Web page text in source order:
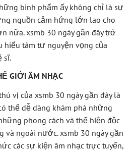
bình phẩm ấy không chỉ là sự
nguồn cảm hứng lớn lao cho
nữa. xsmb 30 ngày gần đây trở
hiểu tâm tư nguyện vọng của
sĩ.
GIỚI ÂM NHẠC
vị của xsmb 30 ngày gần đây là
thể dễ dàng khám phá những
phong cách và thể hiện độc
và ngoài nước. xsmb 30 ngày gần
các sự kiện âm nhạc trực tuyến,